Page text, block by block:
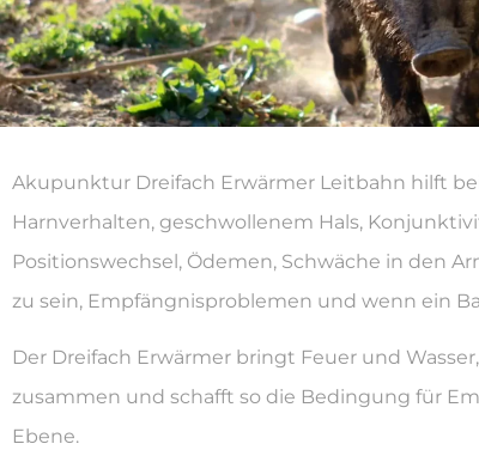
Akupunktur Dreifach Erwärmer Leitbahn hilft
Harnverhalten, geschwollenem Hals,
Positionswechsel, Ödemen, Schwäche in den
zu sein, Empfängnisproblemen und wenn ein
Der Dreifach Erwärmer bringt Feuer und
zusammen und schafft so die Bedingung für
Ebene.